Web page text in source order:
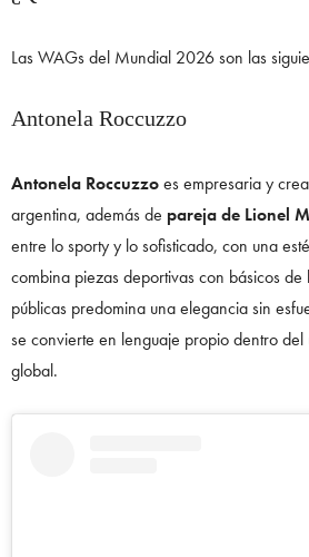
Las WAGs del Mundial 2026 son las
Antonela Roccuzzo
Antonela Roccuzzoes empresaria y
argentina, además de pareja de Lionel
entre lo sporty y lo sofisticado, con una
combina piezas deportivas con básicos de
públicas predomina una elegancia sin
se convierte en lenguaje propio dentro del
global.